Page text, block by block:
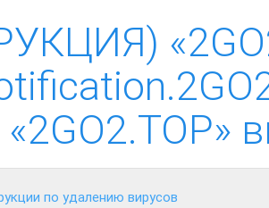
по удалению вирусов